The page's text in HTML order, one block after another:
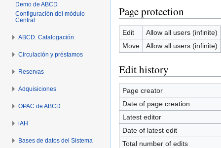
Page protection
Edit
Allow all users (infinite)
Move
Allow all users (infinite)
Edit history
Page creator
Date of page creation
Latest editor
Date of latest edit
Total number of edits
Demo de ABCD
Configuración del módulo
Central
ABCD. Catalogación
Circulación y préstamos
Reservas
Adquisiciones
OPAC de ABCD
iAH
Bases de datos del Sistema